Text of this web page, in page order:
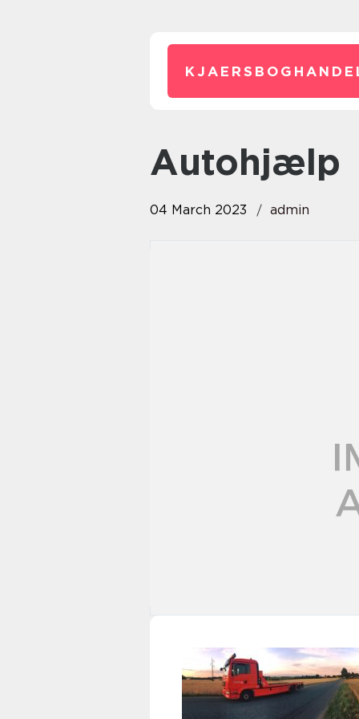
autohjælp
04 March 2023 admin